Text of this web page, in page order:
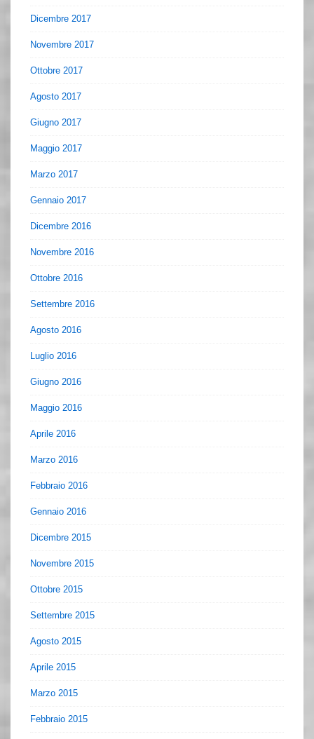
Dicembre 2017
Novembre 2017
Ottobre 2017
Agosto 2017
Giugno 2017
Maggio 2017
Marzo 2017
Gennaio 2017
Dicembre 2016
Novembre 2016
Ottobre 2016
Settembre 2016
Agosto 2016
Luglio 2016
Giugno 2016
Maggio 2016
Aprile 2016
Marzo 2016
Febbraio 2016
Gennaio 2016
Dicembre 2015
Novembre 2015
Ottobre 2015
Settembre 2015
Agosto 2015
Aprile 2015
Marzo 2015
Febbraio 2015